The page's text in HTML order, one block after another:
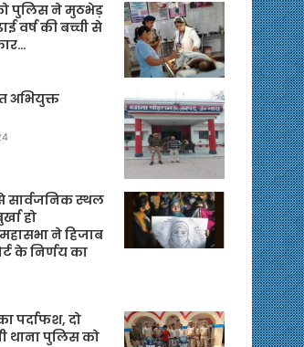
पुलिस ने मुठभेड़
वर्ष की बच्ची से
अभियुक्त
सार्वजनिक स्थल
हो
महासभा ने हिजाब
के निर्णय का
पर्दाफश, दो
थाना पुलिस को